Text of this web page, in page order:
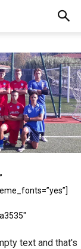
text and that's